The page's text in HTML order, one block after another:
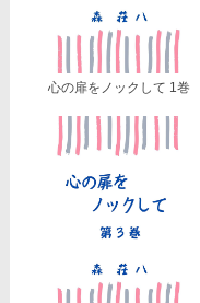
心の扉をノックして 1巻